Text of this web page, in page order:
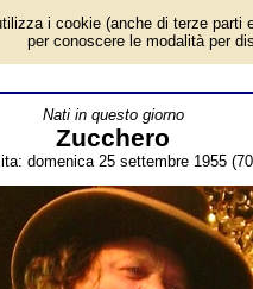
è la data di nascita, età, dove è
Voce dell'Almanacco.
Nati in questo giorno
Zucchero
domenica 25 settembre 1955
i cookie (anche di terze parti
per conoscere le modalità per